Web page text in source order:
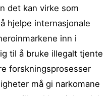
det kan virke som
hjelpe internasjonale
inn i
til å bruke illegalt tjente
forskningsprosesser
må gi narkomane